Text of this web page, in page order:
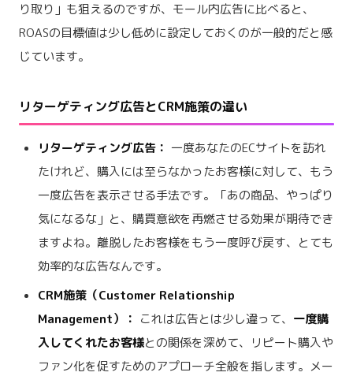
り取り」も狙えるのですが、モール内広告に比べると、
ROASの目標値は少し低めに設定しておくのが一般的だと感
じています。
リターゲティング広告とCRM施策の違い
リターゲティング広告： 一度あなたのECサイトを訪れ
たけれど、購入には至らなかったお客様に対して、もう
一度広告を表示させる手法です。「あの商品、やっぱり
気になるな」と、購買意欲を再燃させる効果が期待でき
ますよね。離脱したお客様をもう一度呼び戻す、とても
効率的な広告なんです。
CRM施策（Customer Relationship
Management）： これは広告とは少し違って、 一度購
入してくれたお客様との関係を深めて、リピート購入や
ファン化を促すためのアプローチ全般を指します。メー